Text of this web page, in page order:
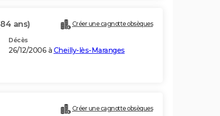
ans) Créer une cagnotte obsèques
Décès
26/12/2006 à Cheilly-lès-Maranges
Créer une cagnotte obsèques